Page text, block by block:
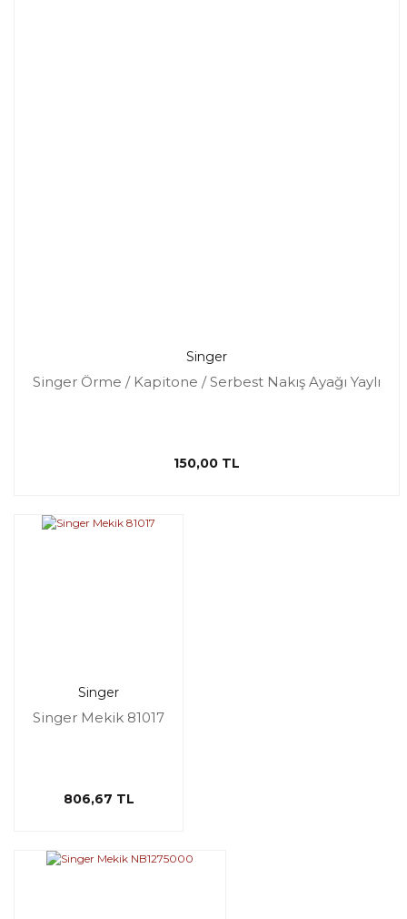
Singer
Singer Örme / Kapitone / Serbest Nakış Ayağı Yaylı
150,00 TL
Singer
Singer Mekik 81017
806,67 TL